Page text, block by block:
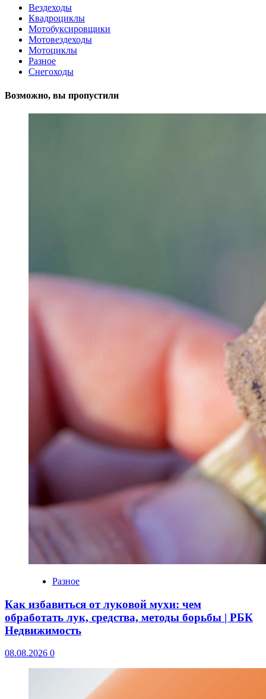
Вездеходы
Квадроциклы
Мотобуксировщики
Мотовездеходы
Мотоциклы
Разное
Снегоходы
Возможно, вы пропустили
Разное
Как избавиться от луковой мухи: чем
обработать лук, средства, методы борьбы | РБК
Недвижимость
08.08.2026 0